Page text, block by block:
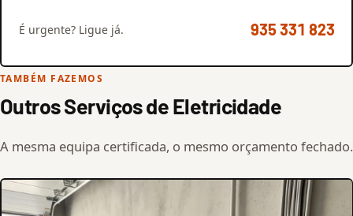
É urgente? Ligue já. 935 331 823
TAMBÉM FAZEMOS
Outros Serviços de Eletricidade
A mesma equipa certificada, o mesmo orçamento fechado.